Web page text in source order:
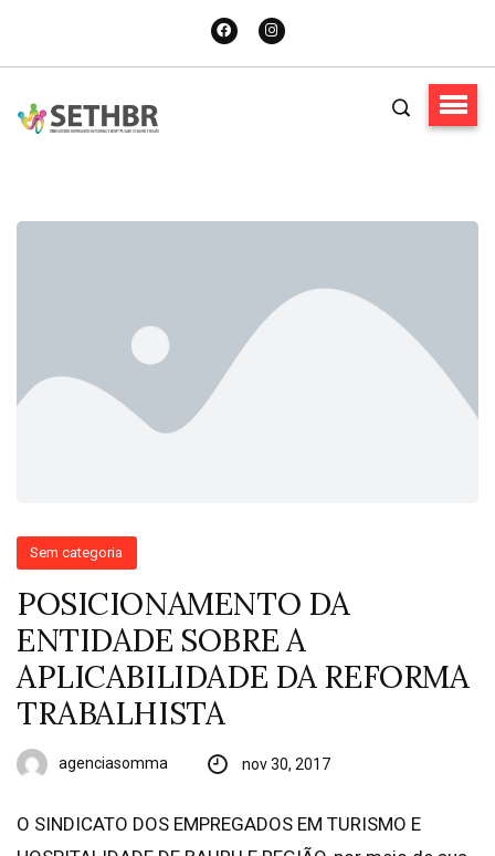
Sem categoria
POSICIONAMENTO DA
ENTIDADE SOBRE A
APLICABILIDADE DA REFORMA
TRABALHISTA
agenciasomma nov 30, 2017
O SINDICATO DOS EMPREGADOS EM TURISMO E